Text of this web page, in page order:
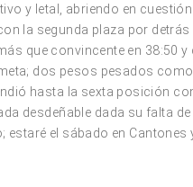
y letal, abriendo en
la segunda plaza por detrás
que convincente en 38:50
dos pesos pesados
hasta la sexta posición
desdeñable dada su falta
estaré el sábado en Cantones